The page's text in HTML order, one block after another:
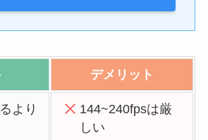
デメリット
より
144~240fpsは厳
しい